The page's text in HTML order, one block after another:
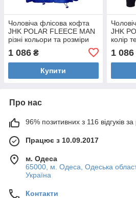
Чоловіча флісова кофта
JHK POLAR FLEECE MAN
різні кольори та розміри
1 086 ₴
Купити
JHK
колір
1 086
Про нас
96% позитивних з 116 відгуків за
Працює з 10.09.2017
м. Одеса
65000, м. Одеса, Одеська
Україна
Контакти